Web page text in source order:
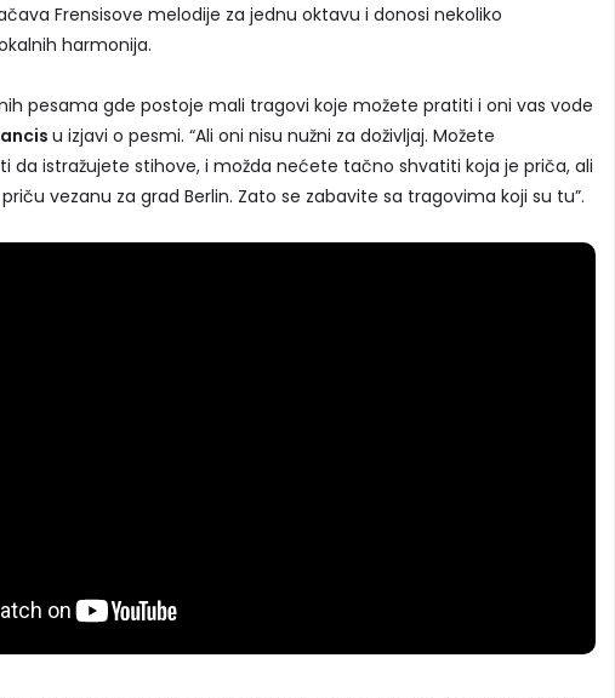
Frensisove melodije za jednu oktavu i donosi nekoliko
harmonija.
pesama gde postoje mali tragovi koje možete pratiti i oni vas vode
u izjavi o pesmi. “Ali oni nisu nužni za doživljaj. Možete
da istražujete stihove, i možda nećete tačno shvatiti koja je priča, ali
vezanu za grad Berlin. Zato se zabavite sa tragovima koji su tu”.